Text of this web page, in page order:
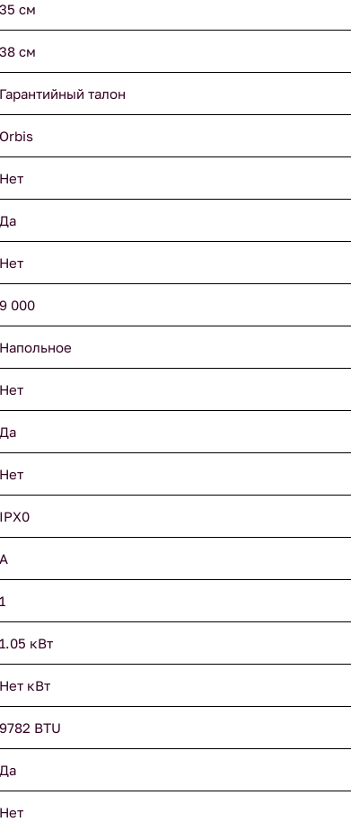
35 см
38 см
Гарантийный талон
Orbis
Нет
Да
Нет
9 000
Напольное
Нет
Да
Нет
IPX0
A
1
1.05 кВт
Нет кВт
9782 BTU
Да
Нет